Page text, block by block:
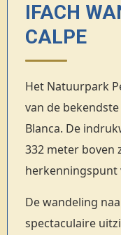
IFACH
CALPE
Het Natuurpark
van de
Blanca. De
332 meter boven
herkenningspunt
De wandeling
spectaculaire